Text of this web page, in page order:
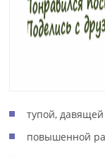
тупой,
повышенной